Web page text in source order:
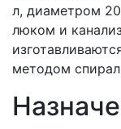
л, диаметром
люком и
методом